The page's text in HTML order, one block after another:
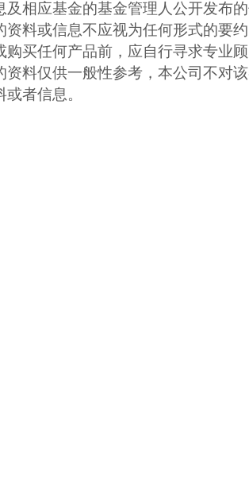
及相应基金的基金管理人公开发布
资料或信息不应视为任何形式的要
购买任何产品前，应自行寻求专业
资料仅供一般性参考，本公司不对
者信息。